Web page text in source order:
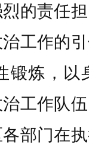
的责任
工作的
锻炼，以
工作队
部门在